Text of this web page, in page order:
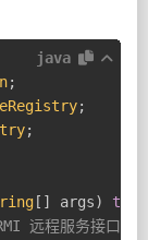
java
;
;
;
[ ] args)
远程服务接口